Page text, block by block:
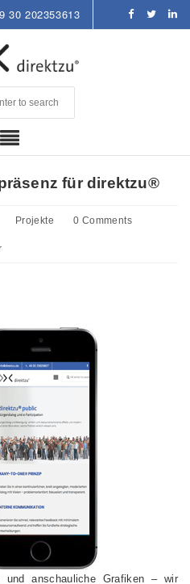
30 202353613
für direktzu®
Projekte 0 Comments
und anschauliche Grafiken – wir